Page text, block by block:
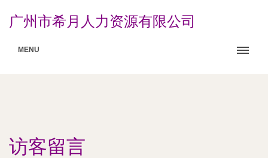
广州市希月人力资源有限公司
MENU
访客留言